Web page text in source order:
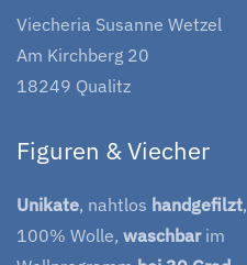
Viecheria Susanne Wetzel
Am Kirchberg 20
18249 Qualitz
Figuren & Viecher
Unikate, nahtlos handgefilzt,
100% Wolle, waschbarim